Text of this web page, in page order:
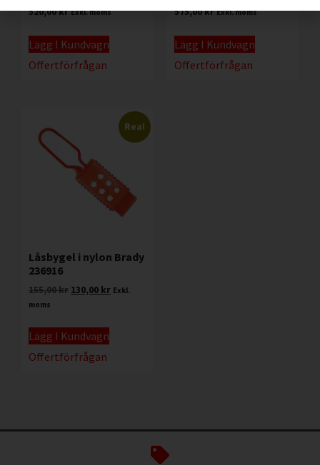
520,00kr Exkl. moms
Lägg I Kundvagn
Offertförfrågan
575,00kr Exkl. moms
Lägg I Kundvagn
Offertförfrågan
Rea!
Låsbygel i nylon Brady
236916
155,00kr 130,00 kr Exkl.
moms
Lägg I Kundvagn
Offertförfrågan